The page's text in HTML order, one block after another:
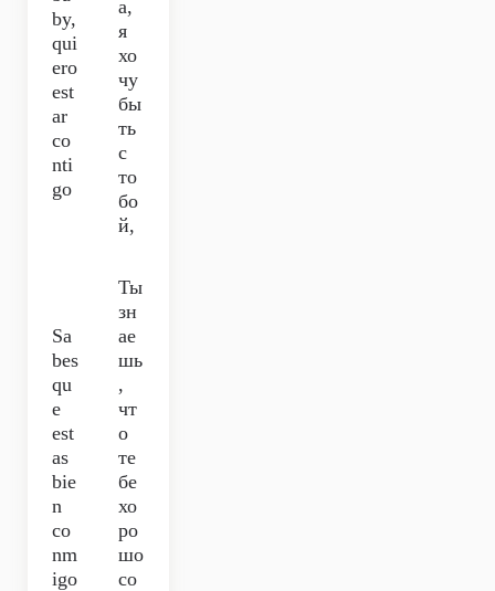
by,
qui
ero
est
ar
co
nti
go
а,
я
хо
чу
бы
ть
с
то
бо
й,
Sa
bes
qu
e
est
as
bie
n
co
nm
igo
Ты
зн
ае
шь
,
чт
о
те
бе
хо
ро
шо
со